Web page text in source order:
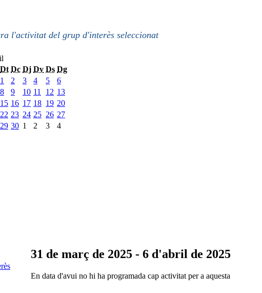
l'activitat del grup d'interès seleccionat
Dt Dc Dj Dv Ds Dg
1 2 3 4 5
6
8 9 10 11 12 13
15 16 17 18 19 20
22 23 24 25 26 27
29 30 1 2 3 4
31 de març de 2025 - 6 d'abril de 2025
En data d'avui no hi ha programada cap activitat per a aquesta